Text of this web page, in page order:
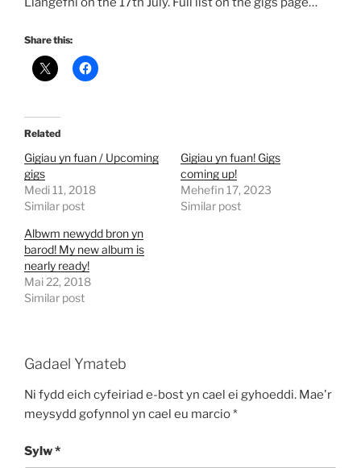
Share this:
Related
Gigiau yn fuan / Upcoming
gigs
Medi 11, 2018
Similar post
Gigiau yn fuan! Gigs
coming up!
Mehefin 17, 2023
Similar post
Albwm newydd bron yn
barod! My new album is
nearly ready!
Mai 22, 2018
Similar post
Gadael Ymateb
Ni fydd eich cyfeiriad e-bost yn cael ei gyhoeddi. Mae'r
meysydd gofynnol yn cael eu marcio*
Sylw*